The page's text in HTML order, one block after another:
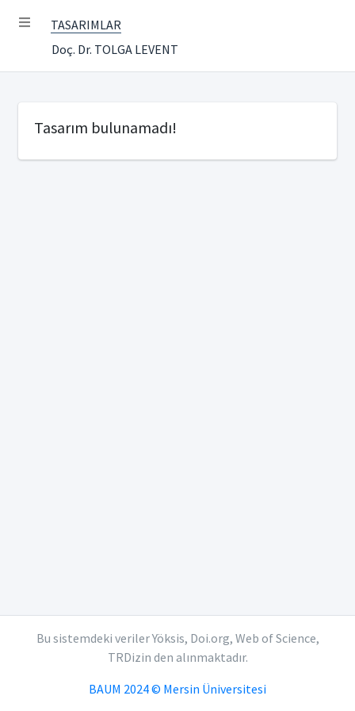
TASARIMLAR
Doç. Dr. TOLGA LEVENT
Tasarım bulunamadı!
Bu sistemdeki veriler Yöksis, Doi.org, Web of Science,
TRDizin den alınmaktadır.
BAUM 2024 © Mersin Üniversitesi